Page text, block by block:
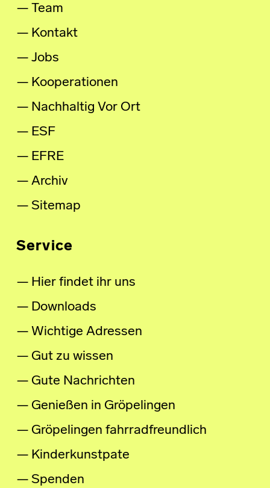
Team
Kontakt
Jobs
Kooperationen
Nachhaltig Vor Ort
ESF
EFRE
Archiv
Sitemap
Service
Hier findet ihr uns
Downloads
Wichtige Adressen
Gut zu wissen
Gute Nachrichten
Genießen in Gröpelingen
Gröpelingen fahrradfreundlich
Kinderkunstpate
Spenden